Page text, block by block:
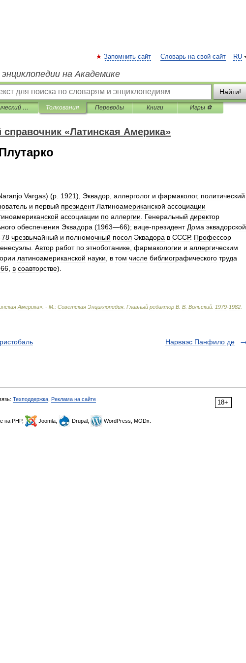
RU
Запомнить сайт Словарь на свой сайт
на Академике
Найти!
Энциклопедический справочник «Латинская Америка» Толкования Переводы Книги Игры ⚽
«Латинская Америка»
Vargas) (р 1921), Эквадор аллерголог и фармаколог, политический
и первый президент Латиноамериканской ассоциации
ассоциации по аллергии Генеральный директор
обеспечения Эквадора (1963—66); вице-президент Дома эквадорской
78 чрезвычайный и полномочный посол Эквадора в СССР. Профессор
Автор работ по этноботанике фармакологии и аллергическим
латиноамериканской науки в том числе библиографического труда
в соавторстве).
Америка». - М : Советская Энциклопедия Главный редактор В В Вольский 1979-1982
Нарваэс Панфило де
18+
Техподдержка Реклама на сайте
на PHP, Joomla, Drupal, WordPress, MODx.